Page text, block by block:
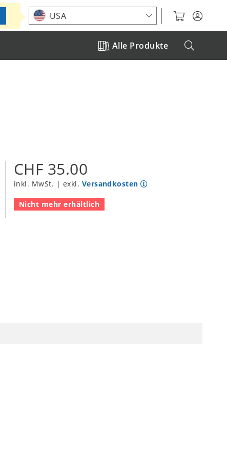
Standort auswählen
Alle Produkte
USA
CHF 35.00
inkl. MwSt. | exkl. Versandkosten
Nicht mehr erhältlich